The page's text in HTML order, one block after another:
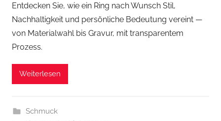
Entdecken Sie, wie ein Ring nach Wunsch Stil,
Nachhaltigkeit und persönliche Bedeutung vereint —
von Materialwahl bis Gravur, mit transparentem
Prozess.
Weiterlesen
Schmuck